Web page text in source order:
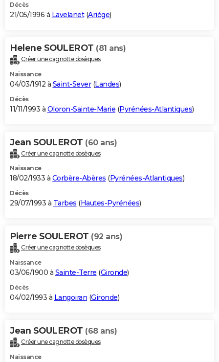
Décès
21/05/1996 à Lavelanet(Ariège)
Helene SOULEROT (81 ans)
Créer une cagnotte obsèques
Naissance
04/03/1912 à Saint-Sever(Landes)
Décès
11/11/1993 à Oloron-Sainte-Marie (Pyrénées-Atlantiques)
Jean SOULEROT (60 ans)
Créer une cagnotte obsèques
Naissance
18/02/1933 à Corbère-Abères (Pyrénées-Atlantiques)
Décès
29/07/1993 à Tarbes (Hautes-Pyrénées)
Pierre SOULEROT (92 ans)
Créer une cagnotte obsèques
Naissance
03/06/1900 à Sainte-Terre (Gironde)
Décès
04/02/1993 à Langoiran (Gironde)
Jean SOULEROT (68 ans)
Créer une cagnotte obsèques
Naissance